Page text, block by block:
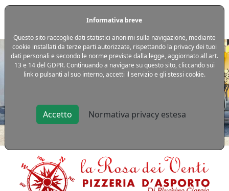
Informativa breve
Questo sito raccoglie dati statistici anonimi sulla navigazione, mediante
cookie installati da terze parti autorizzate, rispettando la privacy dei tuoi
dati personali e secondo le norme previste dalla legge, aggiornato all art.
13 e 14 del GDPR. Continuando a navigare su questo sito, cliccando sui
link o pulsanti al suo interno, accetti il servizio e gli stessi cookie.
Accetto Normativa privacy estesa